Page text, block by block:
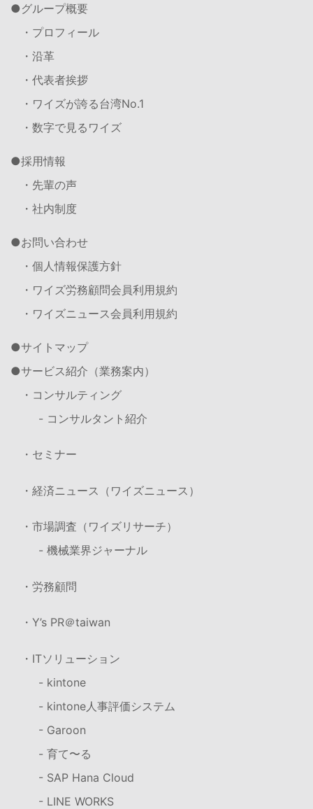
グループ概要
・プロフィール
・沿革
・代表者挨拶
・ワイズが誇る台湾No.1
・数字で見るワイズ
採用情報
・先輩の声
・社内制度
お問い合わせ
・個人情報保護方針
・ワイズ労務顧問会員利用規約
・ワイズニュース会員利用規約
サイトマップ
サービス紹介（業務案内）
・コンサルティング
- コンサルタント紹介
・セミナー
・経済ニュース（ワイズニュース）
・市場調査（ワイズリサーチ）
- 機械業界ジャーナル
・労務顧問
・Y’s PR＠taiwan
・ITソリューション
- kintone
- kintone人事評価システム
- Garoon
- 育て〜る
- SAP Hana Cloud
- LINE WORKS